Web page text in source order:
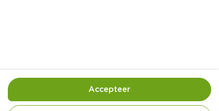
Handige informatie over dit product
Accepteer